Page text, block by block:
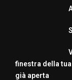
finestra della
già aperta